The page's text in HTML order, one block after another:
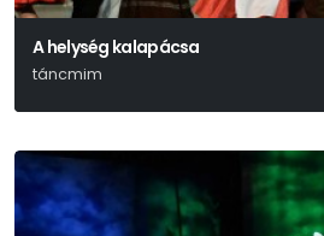
A helység kalapácsa
táncmim